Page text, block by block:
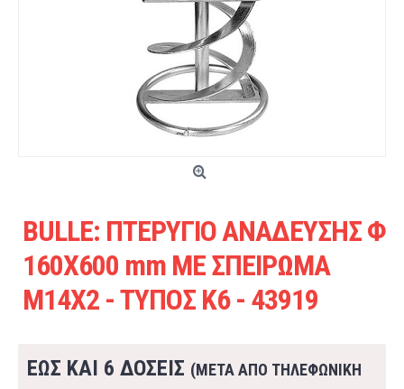
BULLE: ΠΤΕΡΥΓΙΟ ΑΝΑΔΕΥΣΗΣ Φ
160Χ600 mm ΜΕ ΣΠΕΙΡΩΜΑ
Μ14Χ2 - ΤΥΠΟΣ Κ6 - 43919
ΕΩΣ ΚΑΙ 6 ΔΟΣΕΙΣ (ΜΕΤΑ ΑΠΟ ΤΗΛΕΦΩΝΙΚΗ